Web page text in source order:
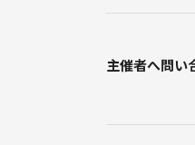
主催者へ問い